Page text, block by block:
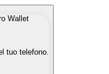
in modo
Wallet
tuo telefono.